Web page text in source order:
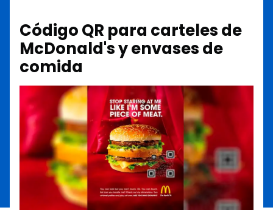
Código QR para carteles de
McDonald's y envases de
comida